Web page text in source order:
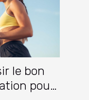
le bon
pour